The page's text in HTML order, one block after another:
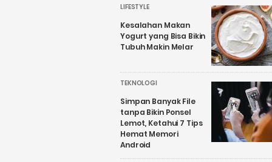
LIFESTYLE
Kesalahan Makan
Yogurt yang Bisa Bikin
Tubuh Makin Melar
TEKNOLOGI
Simpan Banyak File
tanpa Bikin Ponsel
Lemot, Ketahui 7 Tips
Hemat Memori
Android